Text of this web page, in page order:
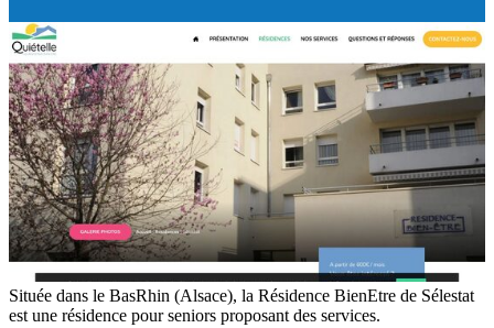
Située dans le BasRhin (Alsace), la Résidence BienEtre de Sélestat
est une résidence pour seniors proposant des services.